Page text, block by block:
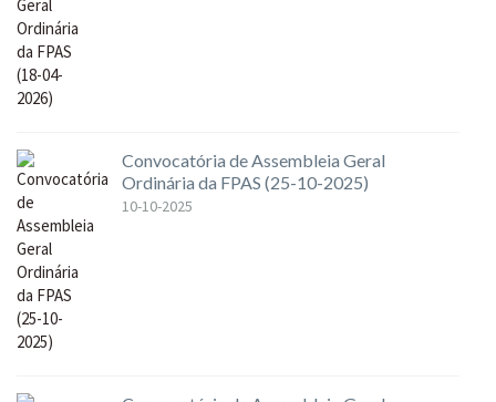
Convocatória de Assembleia Geral
Ordinária da FPAS (25-10-2025)
10-10-2025